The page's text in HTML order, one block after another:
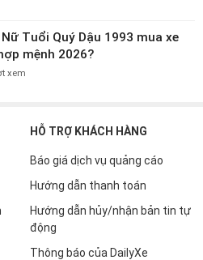
Tuổi Quý Dậu 1993 mua xe
mệnh 2026?
xem
HỖ TRỢ KHÁCH HÀNG
Báo giá dịch vụ quảng cáo
Hướng dẫn thanh toán
Hướng dẫn hủy/nhận bản tin tự
động
Thông báo của DailyXe